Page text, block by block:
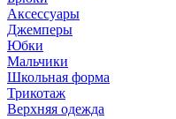
Аксессуары
Джемперы
Юбки
Мальчики
Школьная форма
Трикотаж
Верхняя одежда